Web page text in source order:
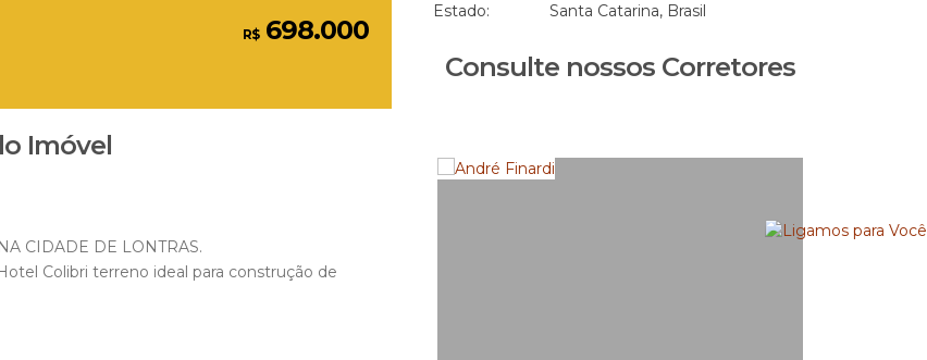
R$698.000
Imóvel
CIDADE DE LONTRAS.
Colibri terreno ideal para construção de
Estado: Santa Catarina, Brasil
Consulte nossos Corretores